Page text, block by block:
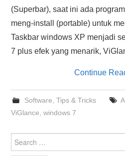
(Superbar), saat ini ada
meng-install (portable) untuk
Taskbar windows XP menjadi
7 plus efek yang menarik,
Continue
Software Tips & Tricks
ViGlance ,windows 7
for: